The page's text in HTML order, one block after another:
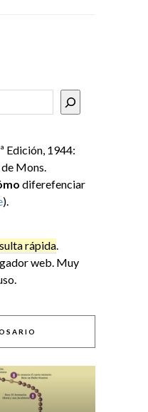
Edición, 1944:
Mons.
diferefenciar
).
rápida.
web. Muy